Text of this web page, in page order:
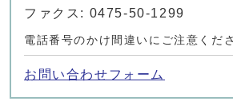
ファクス: 0475-50-1299
電話番号のかけ間違いにご注意くだ
お問い合わせフォーム